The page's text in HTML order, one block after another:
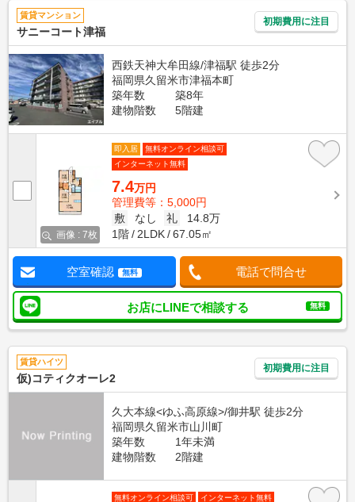
賃貸マンション
サニーコート津福
初期費用に注目
西鉄天神大牟田線/津福駅 徒歩2分
福岡県久留米市津福本町
築年数
築8年
建物階数
5階建
画像 : 7枚
即入居
無料オンライン相談可
インターネット無料
7.4万円
管理費等：5,000円
敷
なし 礼
14.8万
1階
2LDK 67.05㎡
空室確認 無料 電話で問合せ
お店にLINEで相談する 無料
賃貸ハイツ
仮)コティクオーレ2
初期費用に注目
久大本線<ゆふ高原線>/御井駅 徒歩2分
福岡県久留米市山川町
築年数
1年未満
建物階数
2階建
無料オンライン相談可 インターネット無料